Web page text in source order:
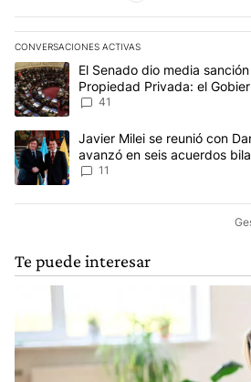
CONVERSACIONES ACTIVAS
Este listado muestra los artículos con
Un artículo de tendencia con el título
El Senado dio media
Propiedad Privada: el
Ley del Manejo del Fuego
41
Un artículo de tendencia con el título
Javier Milei se reunió con
avanzó en seis acuerdos
11